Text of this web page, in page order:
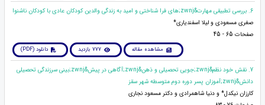
6. بررسی تطبیقی مهارت&zwnj;های فرا شناختی و امید به زندگی والدین کودکان عادی با کودکان ناشنوا
صغری مسعودی و لیلا اسفندیاری*
صفحات 65 - 45
مشاهده مقاله 777 بازدید دانلود (PDF)
7. نقش خود نظم&zwnj;جویی تحصیلی و ذهن&zwnj;آگاهی در پیش&zwnj;بینی سرزندگی تحصیلی
دانش&zwnj;آموزان پسر دوره دوم متوسطه شهر سقز
کارزان نیکدل* و دنیا شاهمرادی و دکتر مسعود نجاری